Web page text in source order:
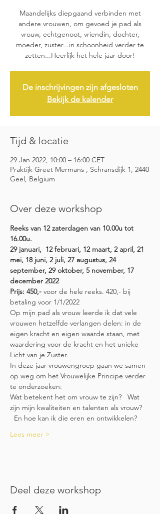
Maandelijks diepgaand verbinden met
andere vrouwen, om gevoed je pad als
vrouw, echtgenoot, vriendin, dochter,
moeder, zuster...in schoonheid verder te
zetten...Heerlijk het hele jaar door!
De inschrijvingen zijn afgesloten
Bekijk de kalender
Tijd & locatie
29 Jan 2022, 10:00 – 16:00 CET
Praktijk Greet Mermans , Schransdijk 1, 2440
Geel, Belgium
Over deze workshop
Reeks van 12 zaterdagen van 10.00u tot
16.00u.
29 januari,  12 februari, 12 maart, 2 april, 21
mei, 18 juni, 2 juli, 27 augustus, 24
september, 29 oktober, 5 november, 17
december 2022
Prijs: 450,- voor de hele reeks. 420,- bij
betaling voor 1/1/2022
Op mijn pad als vrouw leerde ik dat vele
vrouwen hetzelfde verlangen delen: in de
eigen kracht en eigen waarde staan, met
waardering voor de kracht en het unieke
Licht van je Zuster.
In deze jaar-vrouwengroep gaan we samen
op weg om het Vrouwelijke Principe verder
te onderzoeken:
Wat betekent het om vrouw te zijn?   Wat
zijn mijn kwaliteiten en talenten als vrouw?
En hoe kan ik die eren en ontwikkelen?
Lees meer >
Deel deze workshop